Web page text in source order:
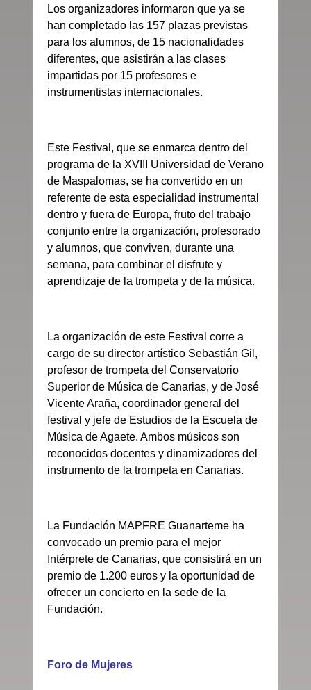
Los organizadores informaron que ya se
han completado las 157 plazas previstas
para los alumnos, de 15 nacionalidades
diferentes, que asistirán a las clases
impartidas por 15 profesores e
instrumentistas internacionales.
Este Festival, que se enmarca dentro del
programa de la XVIII Universidad de Verano
de Maspalomas, se ha convertido en un
referente de esta especialidad instrumental
dentro y fuera de Europa, fruto del trabajo
conjunto entre la organización, profesorado
y alumnos, que conviven, durante una
semana, para combinar el disfrute y
aprendizaje de la trompeta y de la música.
La organización de este Festival corre a
cargo de su director artístico Sebastián Gil,
profesor de trompeta del Conservatorio
Superior de Música de Canarias, y de José
Vicente Araña, coordinador general del
festival y jefe de Estudios de la Escuela de
Música de Agaete. Ambos músicos son
reconocidos docentes y dinamizadores del
instrumento de la trompeta en Canarias.
La Fundación MAPFRE Guanarteme ha
convocado un premio para el mejor
Intérprete de Canarias, que consistirá en un
premio de 1.200 euros y la oportunidad de
ofrecer un concierto en la sede de la
Fundación.
Foro de Mujeres